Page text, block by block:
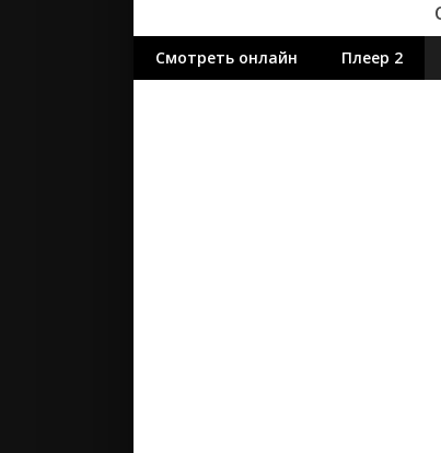
Смотреть онлайн Плеер 2